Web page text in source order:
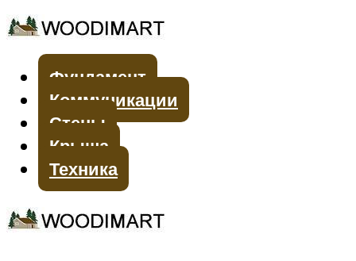
Фундамент
Коммуникации
Стены
Крыша
Техника
Меню